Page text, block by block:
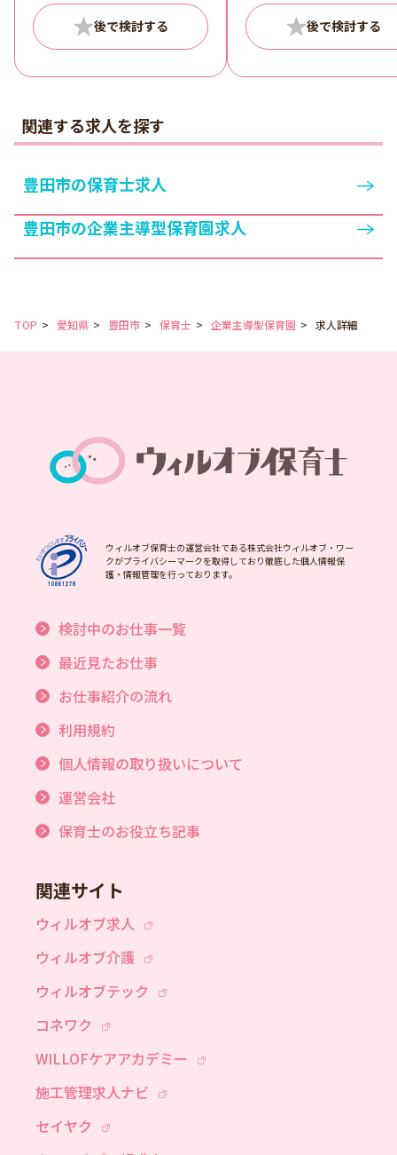
関連する求人を探す
豊田市の保育士求人
豊田市の企業主導型保育園求人
TOP 愛知県 豊田市 保育士 企業主導型保育園 求人詳細
ウィルオブ保育士の運営会社である株式会社ウィルオブ・ワー
クがプライバシーマークを取得しており徹底した個人情報保
護・情報管理を行っております。
検討中のお仕事一覧
最近見たお仕事
お仕事紹介の流れ
利用規約
個人情報の取り扱いについて
運営会社
保育士のお役立ち記事
関連サイト
ウィルオブ求人
ウィルオブ介護
ウィルオブテック
コネワク
WILLOFケアアカデミー
施工管理求人ナビ
セイヤク